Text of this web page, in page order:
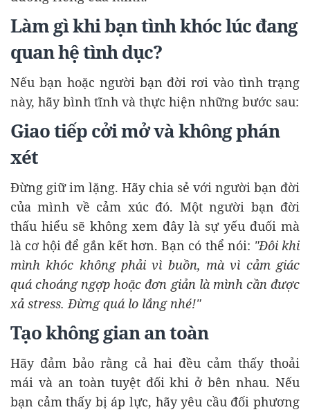
Làm gì khi bạn tình khóc lúc đang
quan hệ tình dục?
Nếu bạn hoặc người bạn đời rơi vào tình trạng
này, hãy bình tĩnh và thực hiện những bước sau:
Giao tiếp cởi mở và không phán
xét
Đừng giữ im lặng. Hãy chia sẻ với người bạn đời
của mình về cảm xúc đó. Một người bạn đời
thấu hiểu sẽ không xem đây là sự yếu đuối mà
là cơ hội để gắn kết hơn. Bạn có thể nói: "Đôi khi
mình khóc không phải vì buồn, mà vì cảm giác
quá choáng ngợp hoặc đơn giản là mình cần được
xả stress. Đừng quá lo lắng nhé!"
Tạo không gian an toàn
Hãy đảm bảo rằng cả hai đều cảm thấy thoải
mái và an toàn tuyệt đối khi ở bên nhau. Nếu
bạn cảm thấy bị áp lực, hãy yêu cầu đối phương